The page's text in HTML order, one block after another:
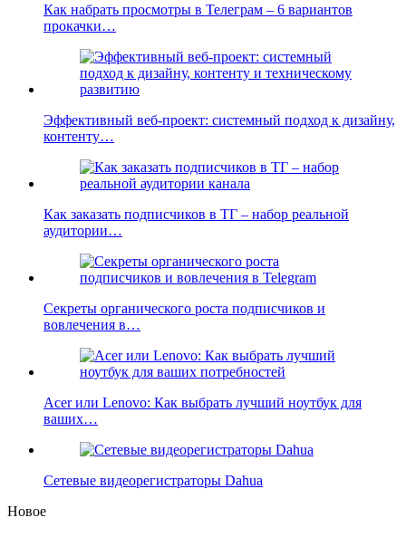
Как набрать просмотры в Телеграм – 6 вариантов
прокачки…
Эффективный веб-проект: системный подход к дизайну,
контенту…
Как заказать подписчиков в ТГ – набор реальной
аудитории…
Секреты органического роста подписчиков и
вовлечения в…
Acer или Lenovo: Как выбрать лучший ноутбук для
ваших…
Сетевые видеорегистраторы Dahua
Новое